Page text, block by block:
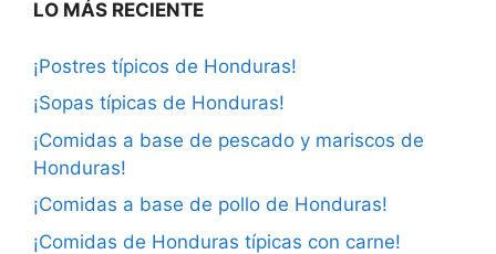
LO MÁS RECIENTE
¡Postres típicos de Honduras!
¡Sopas típicas de Honduras!
¡Comidas a base de pescado y mariscos de
Honduras!
¡Comidas a base de pollo de Honduras!
¡Comidas de Honduras típicas con carne!